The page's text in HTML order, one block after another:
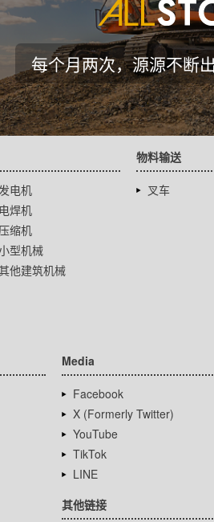
每个月两次，源源不断
电机
电焊机
压缩机
型机械
他建筑机械
物料输送
叉车
Media
Facebook
X (Formerly Twitter)
YouTube
TikTok
LINE
其他链接